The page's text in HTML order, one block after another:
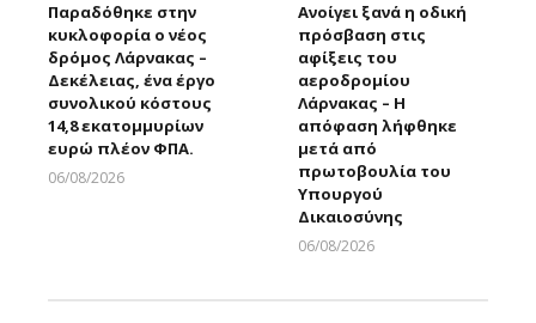
Παραδόθηκε στην
κυκλοφορία ο νέος
δρόμος Λάρνακας –
Δεκέλειας, ένα έργο
συνολικού κόστους
14,8 εκατομμυρίων
ευρώ πλέον ΦΠΑ.
06/08/2026
Ανοίγει ξανά η οδική
πρόσβαση στις
αφίξεις του
αεροδρομίου
Λάρνακας – Η
απόφαση λήφθηκε
μετά από
πρωτοβουλία του
Υπουργού
Δικαιοσύνης
06/08/2026